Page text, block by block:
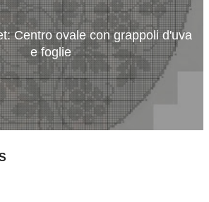
Centro ovale con grappoli d'uva
e foglie